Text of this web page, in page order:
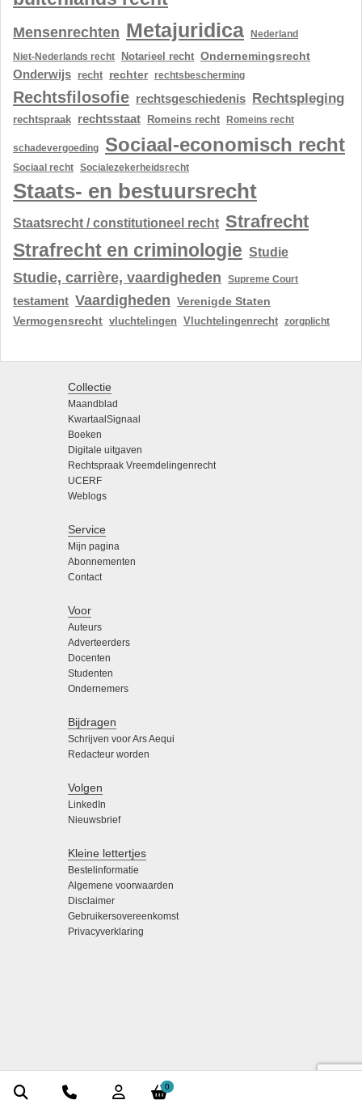
0
Mensenrechten Metajuridica
Nederland
Niet-Nederlands recht
Notarieel recht Ondernemingsrecht
Onderwijs recht rechter rechtsbescherming
Rechtsfilosofie rechtsgeschiedenis Rechtspleging
rechtspraak rechtsstaat Romeins recht Romeins recht
schadevergoeding Sociaal-economisch recht
Sociaal recht Socialezekerheidsrecht
Staats- en bestuursrecht
Staatsrecht / constitutioneel recht Strafrecht
Strafrecht en criminologie Studie
Studie, carrière, vaardigheden Supreme Court
testament Vaardigheden Verenigde Staten
Vermogensrecht vluchtelingen Vluchtelingenrecht zorgplicht
Collectie
Maandblad
KwartaalSignaal
Boeken
Digitale uitgaven
Rechtspraak Vreemdelingenrecht
UCERF
Weblogs
Service
Mijn pagina
Abonnementen
Contact
Voor
Auteurs
Adverteerders
Docenten
Studenten
Ondernemers
Bijdragen
Schrijven voor Ars Aequi
Redacteur worden
Volgen
LinkedIn
Nieuwsbrief
Kleine lettertjes
Bestelinformatie
Algemene voorwaarden
Disclaimer
Gebruikersovereenkomst
Privacyverklaring